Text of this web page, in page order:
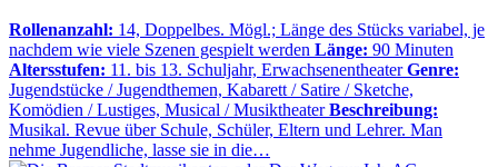
Rollenanzahl: 14, Doppelbes. Mögl.; Länge des Stücks variabel, je
nachdem wie viele Szenen gespielt werden Länge: 90 Minuten
Altersstufen: 11. bis 13. Schuljahr, Erwachsenentheater Genre:
Jugendstücke / Jugendthemen, Kabarett / Satire / Sketche,
Komödien / Lustiges, Musical / Musiktheater Beschreibung:
Musikal. Revue über Schule, Schüler, Eltern und Lehrer. Man
nehme Jugendliche, lasse sie in die…